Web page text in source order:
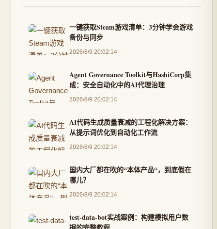
一键获取Steam游戏清单：3分钟学会游戏
备份与同步
2026/8/9 20:02:14
Agent Governance Toolkit与HashiCorp集
成：安全自动化中的AI代理治理
2026/8/9 20:02:14
AI代码生成质量衰减的工程化解决方案：
从提示词优化到自动化工作流
2026/8/9 20:02:14
国内大厂都在吹的“本体产品“，到底假在
哪儿？
2026/8/9 20:02:14
test-data-bot实战案例：构建模拟用户数